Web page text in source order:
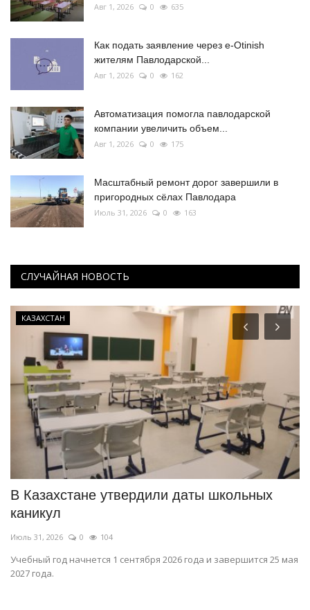
Авг 1, 2026 0 635
Как подать заявление через e-Otinish
жителям Павлодарской...
Авг 1, 2026 0 162
Автоматизация помогла павлодарской
компании увеличить объем...
Авг 1, 2026 0 175
Масштабный ремонт дорог завершили в
пригородных сёлах Павлодара
Июль 31, 2026 0 163
СЛУЧАЙНАЯ НОВОСТЬ
КАЗАХСТАН
В Казахстане утвердили даты школьных
каникул
Июль 31, 2026 0 104
Учебный год начнется 1 сентября 2026 года и завершится 25 мая
2027 года.